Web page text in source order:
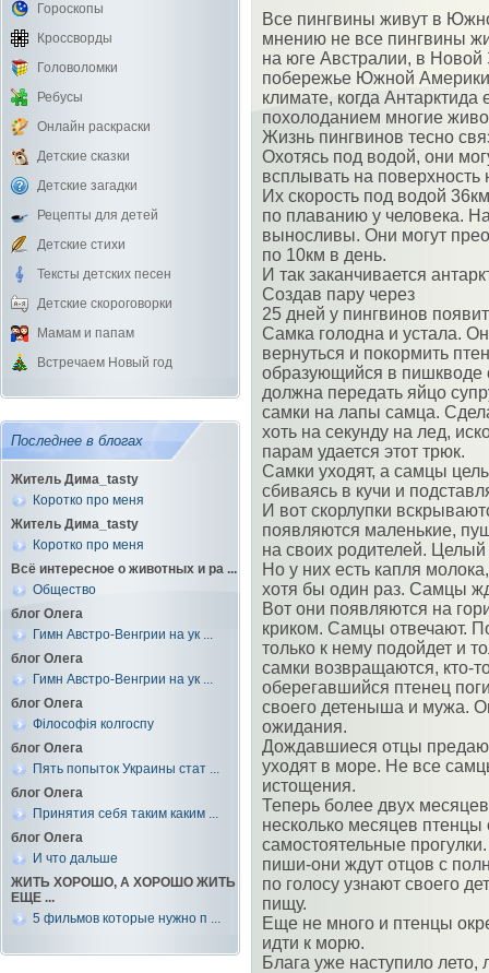
Гороскопы
Кроссворды
Головоломки
Ребусы
Онлайн раскраски
Детские сказки
Детские загадки
Рецепты для детей
Детские стихи
Тексты детских песен
Детские скороговорки
Мамам и папам
Встречаем Новый год
Последнее в блогах
Житель Дима_tasty
Коротко про меня
Житель Дима_tasty
Коротко про меня
Всё интересное о животных и ра ...
Общество
блог Олега
Гимн Австро-Венгрии на ук ...
блог Олега
Гимн Австро-Венгрии на ук ...
блог Олега
Філософія колгоспу
блог Олега
Пять попыток Украины стат ...
блог Олега
Принятия себя таким каким ...
блог Олега
И что дальше
ЖИТЬ ХОРОШО, А ХОРОШО ЖИТЬ
ЕЩЕ ...
5 фильмов которые нужно п ...
Все пингвины живут в
мнению не все пингвины
на юге Австралии, в
побережье Южной
климате, когда
похолоданием многие
Жизнь пингвинов тесно
Охотясь под водой, они
всплывать на
Их скорость под водой
по плаванию у человека.
выносливы. Они могут
по 10км в день.
И так заканчивается
Создав пару через
25 дней у пингвинов
Самка голодна и устала.
вернуться и покормить
образующийся в пишкводе
должна передать яйцо
самки на лапы самца.
хоть на секунду на лед,
парам удается этот трюк.
Самки уходят, а самцы
сбиваясь в кучи и
И вот скорлупки
появляются маленькие,
на своих родителей.
Но у них есть капля
хотя бы один раз. Самцы
Вот они появляются на
криком. Самцы отвечают.
только к нему подойдет и
самки возвращаются, кто-
оберегавшийся птенец
своего детеныша и мужа.
ожидания.
Дождавшиеся отцы
уходят в море. Не все
истощения.
Теперь более двух
несколько месяцев птенцы
самостоятельные
пиши-они ждут отцов с
по голосу узнают своего
пищу.
Еще не много и птенцы
идти к морю.
Блага уже наступило лето,